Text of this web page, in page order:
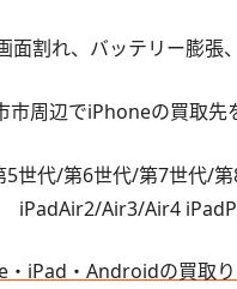
面割れ、バッテリー膨張
市周辺でiPhoneの買取先
5世代/第6世代/第7世代/
iPadAir2/Air3/Air4